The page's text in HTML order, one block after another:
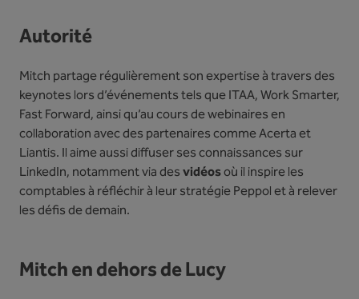
Autorité
Mitch partage régulièrement son expertise à travers des
keynotes lors d’événements tels que ITAA, Work Smarter,
Fast Forward, ainsi qu’au cours de webinaires en
collaboration avec des partenaires comme Acerta et
Liantis. Il aime aussi diffuser ses connaissances sur
LinkedIn, notamment via desvidéosoù il inspire les
comptables à réfléchir à leur stratégie Peppol et à relever
les défis de demain.
Mitch en dehors de Lucy